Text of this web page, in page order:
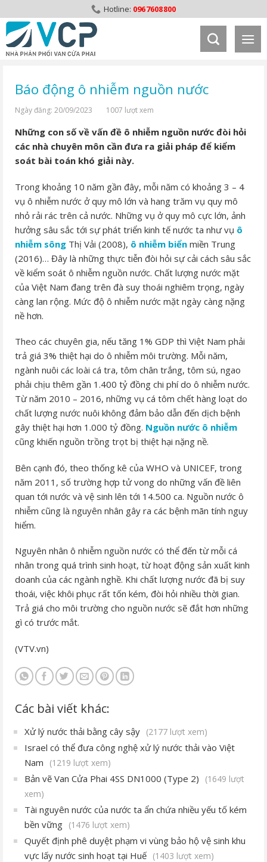
to
content
0967608800
Báo động ô nhiễm nguồn nước
Ngày đăng: 20/09/2023 1007 lượt xem
Những con số về vấn đề ô nhiễm nguồn nước đòi hỏi
các nhà chuyên môn cần đưa ra giải pháp để kiểm
soát bài toán khó giải này.
Trong khoảng 10 năm gần đây, mỗi năm có khoảng 3 – 4
vụ ô nhiễm nước ở quy mô lớn và hang trăm vụ quy mô
nhỏ rải rác trên cả nước. Những vụ ở quy mô cực lớn, ảnh
hưởng sâu sắc tới sự phát triển kinh tế nước ta như vụ ô
nhiễm sông Thị Vải (2008), ô nhiễm biển miền Trung
(2016)… Đây là những thực tiễn đòi hỏi sự cải cách sâu sắc
về kiểm soát ô nhiễm nguồn nước. Chất lượng nước mặt
của Việt Nam đang trên đà suy thoái nghiêm trọng, ngày
càng lan rộng. Mức độ ô nhiễm nước mặt ngày càng nặng
nề hơn.
Theo các chuyên gia, nếu tăng 1% GDP thì Việt Nam phải
trả giá 3% thiệt hại do ô nhiễm môi trường. Mỗi năm,
ngành nuôi các loài cá tra, tôm chân trắng, tôm sú, ngao
phải chịu thêm gần 1.400 tỷ đồng chi phí do ô nhiễm nước.
Từ năm 2010 – 2016, những vụ cá tôm chết hàng loạt do
chất lượng nước nuôi không đảm bảo dẫn đến dịch bệnh
gây thiệt hại hơn 1.000 tỷ đồng. Nguồn nước ô nhiễm
cũng khiến nguồn trồng trọt bị thiệt hại nặng nề.
Bên cạnh đó, theo thống kê của WHO và UNICEF, trong
năm 2011, số trường hợp tử vong do những vấn đề liên
quan tới nước và vệ sinh lên tới 14.500 ca. Nguồn nước ô
nhiễm cũng là nguyên nhân gây ra các bệnh mãn tính nguy
hiểm.
Nguyên nhân ô nhiễm nguồn nước có thể đến từ mỗi cá
nhân trong quá trình sinh hoạt, từ hoạt động sản xuất kinh
doanh của các ngành nghề. Khi chất lượng nước đã bị suy
thoái, việc khôi phục rất tốn kém, đòi hỏi nhiều thời gian.
Trả giá cho môi trường cho nguồn nước sẽ đắt hơn những
gì có trước mắt.
(VTV.vn)
Các bài viết khác:
Xử lý nước thải bằng cây sậy (2177 lượt xem)
Israel có thể đưa công nghệ xử lý nước thải vào Việt
Nam
(1219 lượt xem)
Bản vẽ Van Cửa Phai 4SS DN1000 (Type 2)
(1649 lượt
xem)
Tài nguyên nước của nước ta ẩn chứa nhiều yếu tố kém
bền vững (1476 lượt xem)
Quyết định phê duyệt phạm vi vùng bảo hộ vệ sinh khu
vực lấy nước sinh hoạt tại Huế (1403 lượt xem)